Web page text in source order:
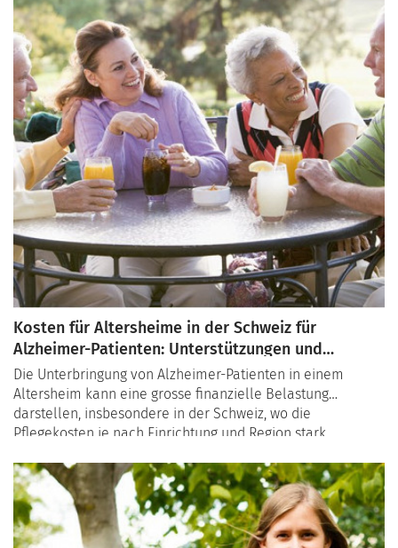
und welche Rolle die medizinischen Fachkräfte dabei
spielen.
Kosten für Altersheime in der Schweiz für
Alzheimer-Patienten: Unterstützungen und
Finanzierungsmöglichkeiten
Die Unterbringung von Alzheimer-Patienten in einem
Altersheim kann eine grosse finanzielle Belastung
darstellen, insbesondere in der Schweiz, wo die
Pflegekosten je nach Einrichtung und Region stark
Kosten für Altersheime in der Schweiz sein können und
welche Unterstützungen und Finanzierungsmöglichkeiten
Familien in Anspruch nehmen können, um die Belastung
zu reduzieren.